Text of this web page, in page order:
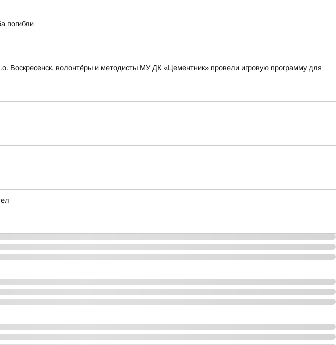
погибли
Воскресенск, волонтёры и методисты МУ ДК «Цементник» провели игровую программу для